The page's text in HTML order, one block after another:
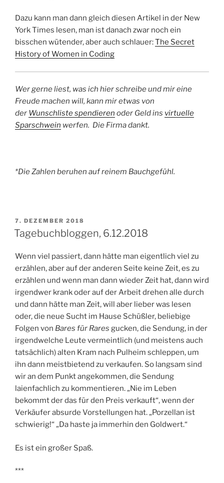
Dazu kann man dann gleich diesen Artikel in der New
York Times lesen, man ist danach zwar noch ein
bisschen wütender, aber auch schlauer:The Secret
History of Women in Coding
Wer gerne liest, was ich hier schreibe und mir eine
Freude machen will, kann mir etwas von
der Wunschliste spendieren oder Geld ins virtuelle
Sparschwein werfen. Die Firma dankt.
*Die Zahlen beruhen auf reinem Bauchgefühl.
VERÖFFENTLICHT
AM
7. DEZEMBER 2018
Tagebuchbloggen, 6.12.2018
Wenn viel passiert, dann hätte man eigentlich viel zu
erzählen, aber auf der anderen Seite keine Zeit, es zu
erzählen und wenn man dann wieder Zeit hat, dann wird
irgendwer krank oder auf der Arbeit drehen alle durch
und dann hätte man Zeit, will aber lieber was lesen
oder, die neue Sucht im Hause Schüßler, beliebige
Folgen von Bares für Rares gucken, die Sendung, in der
irgendwelche Leute vermeintlich (und meistens auch
tatsächlich) alten Kram nach Pulheim schleppen, um
ihn dann meistbietend zu verkaufen. So langsam sind
wir an dem Punkt angekommen, die Sendung
laienfachlich zu kommentieren. „Nie im Leben
bekommt der das für den Preis verkauft“, wenn der
Verkäufer absurde Vorstellungen hat. „Porzellan ist
schwierig!“ „Da haste ja immerhin den Goldwert.“
Es ist ein großer Spaß.
***